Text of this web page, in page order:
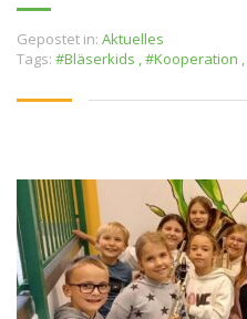
Gepostet in: Aktuelles
Tags: #Bläserkids ,#Kooperation ,